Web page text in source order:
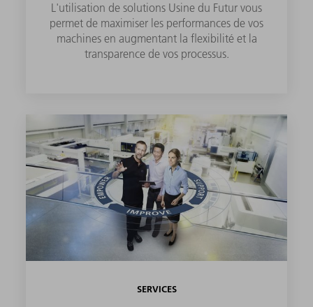
L'utilisation de solutions Usine du Futur vous
permet de maximiser les performances de vos
machines en augmentant la flexibilité et la
transparence de vos processus.
SERVICES